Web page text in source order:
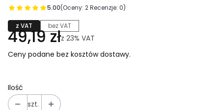
5.00(Oceny: 2 Recenzje: 0)
z VAT bez VAT
49,19 złz 23% VAT
Ceny podane bez kosztów dostawy.
Ilość
szt.